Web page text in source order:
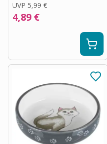
UVP 5,99 €
4,89 €